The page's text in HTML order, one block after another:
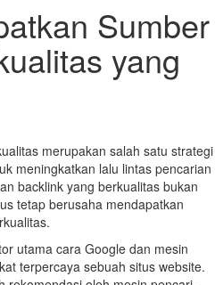
Sumber
yang
merupakan salah satu strategi
meningkatkan lalu lintas pencarian
backlink yang berkualitas bukan
tetap berusaha mendapatkan
utama cara Google dan mesin
terpercaya sebuah situs website.